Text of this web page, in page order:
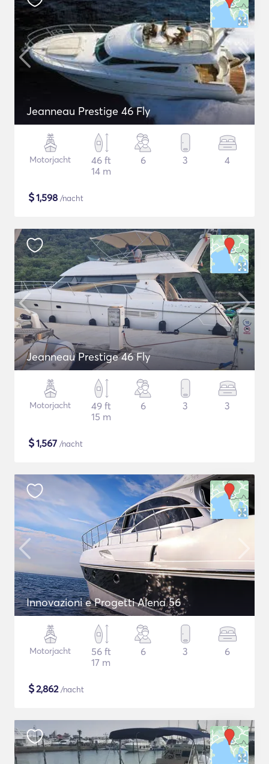
Jeanneau Prestige 46 Fly
Motorjacht
46 ft
14 m
6 3 4
$1,598 /nacht
Jeanneau Prestige 46 Fly
Motorjacht
49 ft
15 m
6 3 3
$1,567 /nacht
Innovazioni e Progetti Alena 56
Motorjacht
56 ft
17 m
6 3 6
$2,862/nacht